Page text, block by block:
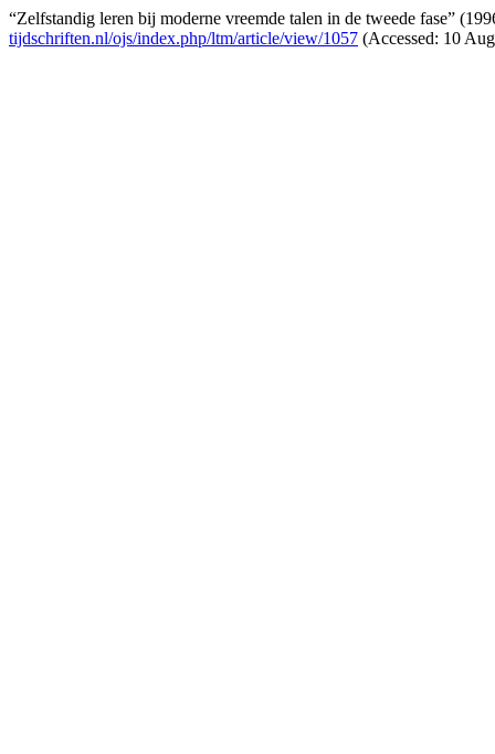
“Zelfstandig leren bij moderne vreemde talen in de tweede fase”
tijdschriften.nl/ojs/index.php/ltm/article/view/1057 (Accessed: 10